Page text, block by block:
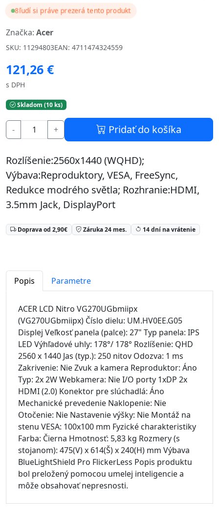
8ľudí si práve prezerá tento produkt
Značka: Acer
SKU: 11294803EAN: 4711474324559
121,26 €
s DPH
Skladom (10 ks)
- + Pridať do košíka
Rozlíšenie:2560x1440 (WQHD);
Výbava:Reproduktory, VESA, FreeSync,
Redukce modrého světla; Rozhranie:HDMI,
3.5mm Jack, DisplayPort
Doprava od 2,90€ Záruka 24 mes. 14 dní na vrátenie
Popis Parametre
ACER LCD Nitro VG270UGbmiipx
(VG270UGbmiipx) Číslo dielu: UM.HV0EE.G05
Displej Veľkosť panela (palce): 27" Typ panela: IPS
LED Výhľadové uhly: 178°/ 178° Rozlíšenie: QHD
2560 x 1440 Jas (typ.): 250 nitov Odozva: 1 ms
Zakrivenie: Nie Zvuk a kamera Reproduktor: Áno
Typ: 2x 2W Webkamera: Nie I/O porty 1xDP 2x
HDMI (2.0) Konektor pre slúchadlá: Áno
Mechanické prevedenie Naklopenie: Nie
Otočenie: Nie Nastavenie výšky: Nie Montáž na
stenu VESA: 100x100 mm Fyzické charakteristiky
Farba: Čierna Hmotnosť: 5,83 kg Rozmery (s
stojanom): 475(V) x 614(Š) x 240(H) mm Výbava
BlueLightShield Pro FlickerLess Popis produktu
bol preložený pomocou umelej inteligencie a
môže obsahovať nepresnosti.